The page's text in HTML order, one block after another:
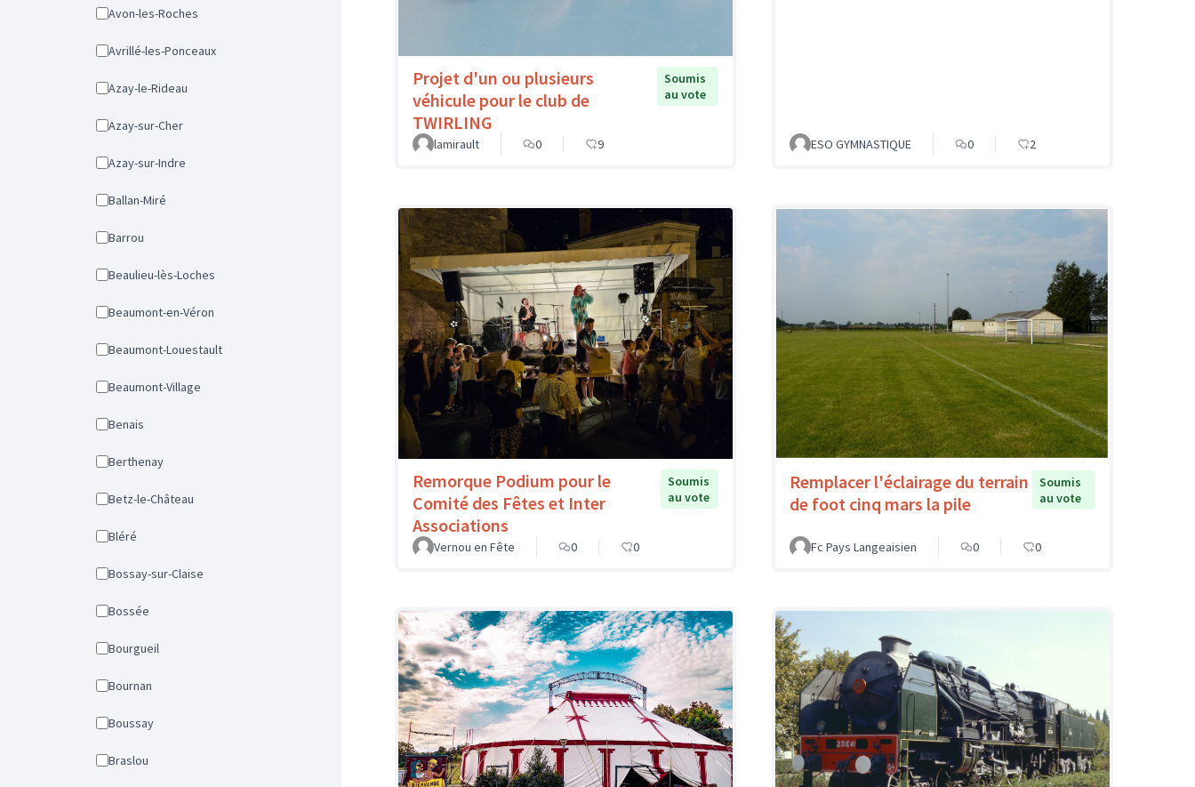
Avon-les-Roches
Avrillé-les-Ponceaux
Azay-le-Rideau
Azay-sur-Cher
Azay-sur-Indre
Ballan-Miré
Barrou
Beaulieu-lès-Loches
Beaumont-en-Véron
Beaumont-Louestault
Beaumont-Village
Benais
Berthenay
Betz-le-Château
Bléré
Bossay-sur-Claise
Bossée
Bourgueil
Bournan
Boussay
Braslou
Projet d'un ou plusieurs
véhicule pour le club de
TWIRLING
Soumis
au vote
lamirault 0 9 ESO GYMNASTIQUE 0 2
Remorque Podium pour le
Comité des Fêtes et Inter
Associations
Soumis
au vote
Vernou en Fête 0 0
Remplacer l'éclairage du terrain
de foot cinq mars la pile
Soumis
au vote
Fc Pays Langeaisien 0 0